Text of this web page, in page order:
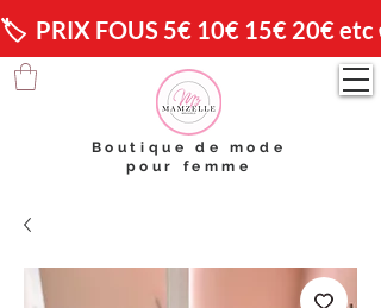
🏷️  PRIX FOUS 5€ 10€ 15€ 20€ etc
Boutique de mode
pour femme